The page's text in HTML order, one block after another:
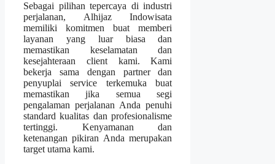
Sebagai pilihan tepercaya di industri
perjalanan, Alhijaz Indowisata
memiliki komitmen buat memberi
layanan yang luar biasa dan
memastikan keselamatan dan
kesejahteraan client kami. Kami
bekerja sama dengan partner dan
penyuplai service terkemuka buat
memastikan jika semua segi
pengalaman perjalanan Anda penuhi
standard kualitas dan profesionalisme
tertinggi. Kenyamanan dan
ketenangan pikiran Anda merupakan
target utama kami.